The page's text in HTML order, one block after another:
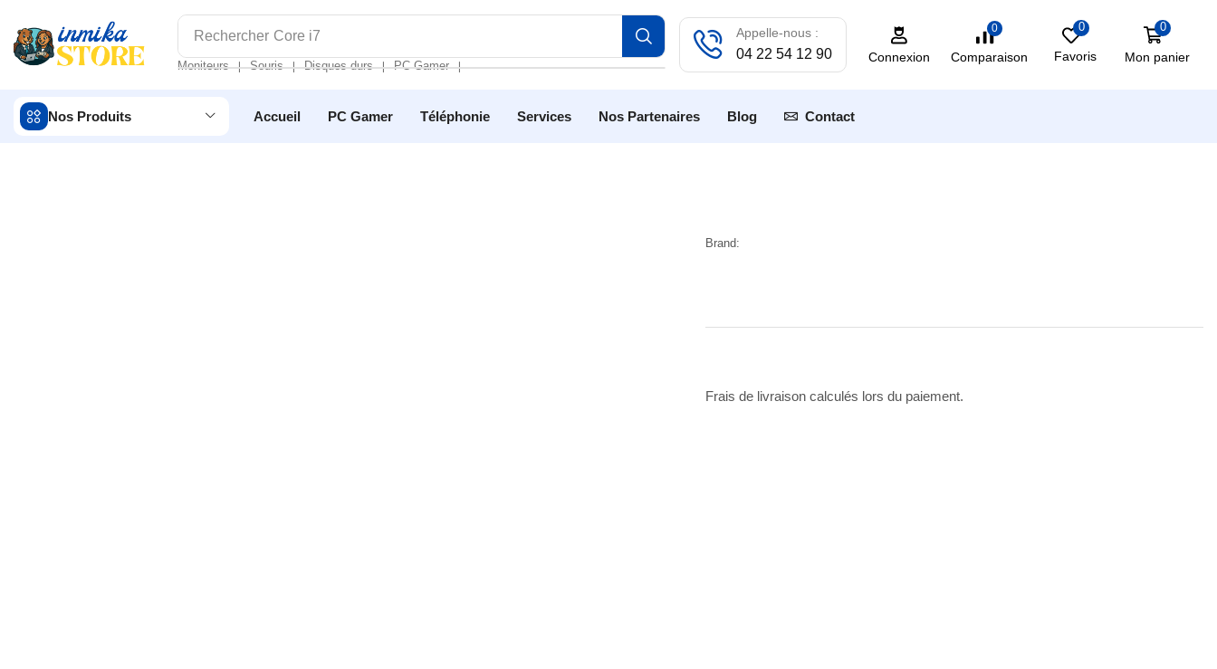
Rechercher Core i7
Moniteurs ❘ Souris ❘ Disques durs ❘ PC Gamer ❘
Appelle-nous :
04 22 54 12 90 Connexion
0
Comparaison
0
Favoris
0
Mon panier
Nos Produits Accueil PC Gamer Téléphonie Services Nos Partenaires Blog Contact
Brand:
Frais de livraison calculés lors du paiement.